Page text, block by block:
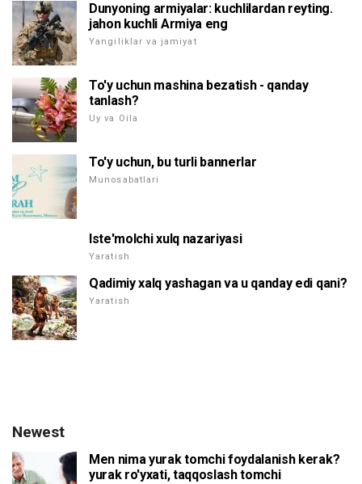
Dunyoning armiyalar: kuchlilardan reyting.
jahon kuchli Armiya eng
Yangiliklar va jamiyat
To'y uchun mashina bezatish - qanday
tanlash?
Uy va Oila
To'y uchun, bu turli bannerlar
Munosabatlari
Iste'molchi xulq nazariyasi
Yaratish
Qadimiy xalq yashagan va u qanday edi qani?
Yaratish
Newest
Men nima yurak tomchi foydalanish kerak?
yurak ro'yxati, taqqoslash tomchi